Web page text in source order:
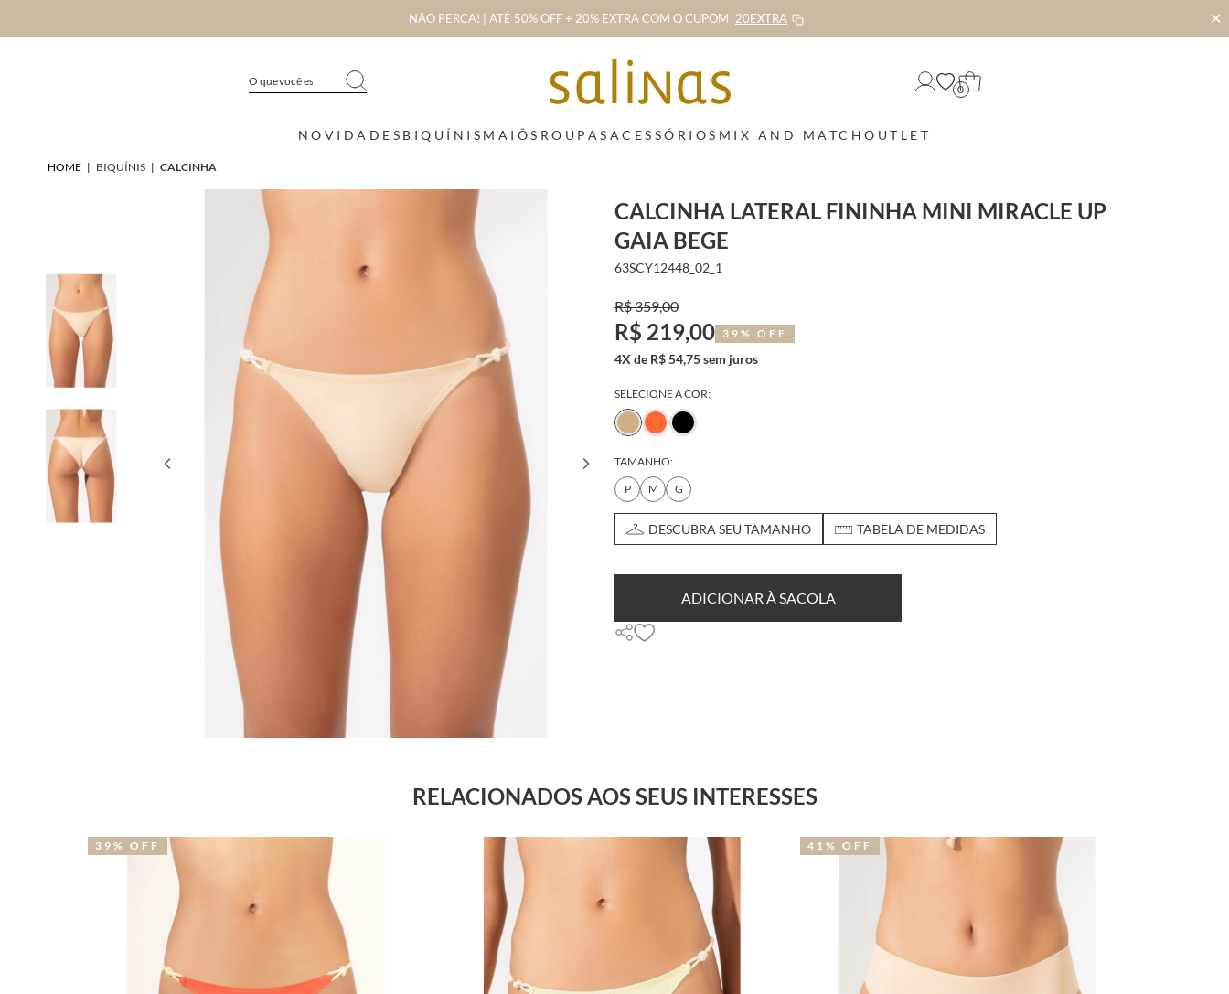
NÃO PERCA! | ATÉ 50% OFF + 20% EXTRA COM O CUPOM 20EXTRA ✕
0
NOVIDADES BIQUÍNIS MAIÔS ROUPAS ACESSÓRIOS MIX AND MATCHOUTLET
HOME | BIQUÍNIS | CALCINHA
CALCINHA LATERAL FININHA MINI MIRACLE UP
GAIA BEGE
63SCY12448_02_1
R$ 359,00
R$ 219,00 39% OFF
4X de R$ 54,75 sem juros
SELECIONE A COR:
TAMANHO:
P
M G
DESCUBRA SEU TAMANHO TABELA DE MEDIDAS
ADICIONAR À SACOLA
RELACIONADOS AOS SEUS INTERESSES
41% OFF 32% OFF